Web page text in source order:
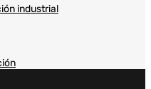
industrial